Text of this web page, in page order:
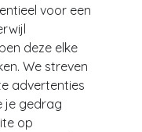
voor een
deze elke
We streven
advertenties
je gedrag
op